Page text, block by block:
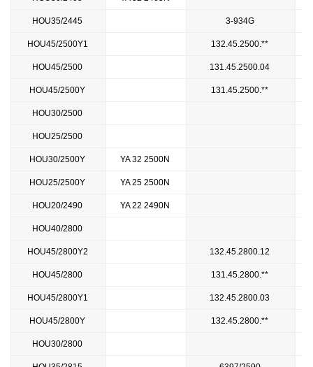
HOU35/2445 3-934G
HOU45/2500Y1 132.45.2500.**
HOU45/2500 131.45.2500.04
HOU45/2500Y 131.45.2500.**
HOU30/2500
HOU25/2500
HOU30/2500Y YA 32 2500N
HOU25/2500Y YA 25 2500N
HOU20/2490 YA 22 2490N
HOU40/2800
HOU45/2800Y2 132.45.2800.12
HOU45/2800 131.45.2800.**
HOU45/2800Y1 132.45.2800.03
HOU45/2800Y 132.45.2800.**
HOU30/2800